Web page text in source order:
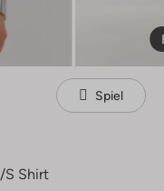
Spiel
s Shirt